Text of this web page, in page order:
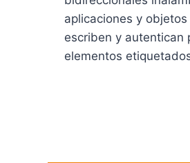
aplicaciones y
escriben y autentican
elementos